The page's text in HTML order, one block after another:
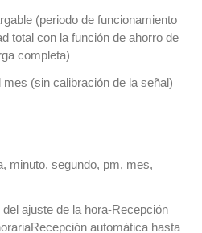
(periodo de funcionamiento
total con la función de ahorro de
completa)
(sin calibración de la señal)
minuto, segundo, pm, mes,
ajuste de la hora-Recepción
automática hasta